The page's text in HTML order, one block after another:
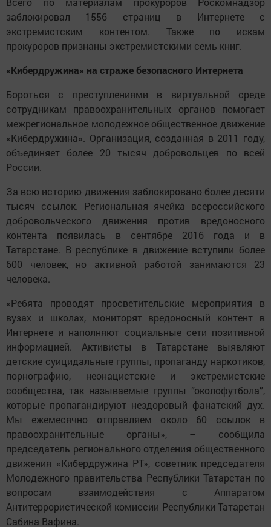
заблокировал 1556 страниц в Интернете с
экстремистским контентом. Также по искам
прокуроров признаны экстремистскими семь книг.
«Кибердружина» на страже безопасного Интернета
Бороться с преступлениями в виртуальной среде
сотрудникам правоохранительных органов помогает
межрегиональное молодежное общественное движение
«Кибердружина». Организация, созданная в 2011 году,
объединяет более 20 тысяч добровольцев по всей
России.
За всю историю движения заблокировано более десяти
тысяч ссылок. Региональная ячейка всероссийского
добровольческого движения против вредоносного
контента появилась в сентябре 2016 года и в
Татарстане. В республике в движение вступили более
600 человек, но активной работой занимаются 23
человека.
«Ребята проводят просветительские мероприятия в
вузах и школах, мониторят вредоносный контент в
Интернете и наполняют социальные сети позитивной
информацией. Активисты в Татарстане выявляют
детские суицидальные группы, пропаганду наркотиков,
порнографию, неонацистские и экстремистские
сообщества, так называемые группы ”околофутбола”,
которые пропагандируют нездоровый фанатский дух.
Мы ежемесячно отправляем около 60 ссылок в
правоохранительные органы», – сообщила
председатель регионального отделения общественного
движения «Кибердружина РТ», советник председателя
Молодежного правительства Республики Татарстан по
вопросам взаимодействия с Аппаратом
Антитеррористической комиссии Республики Татарстан
Сабина Вафина.